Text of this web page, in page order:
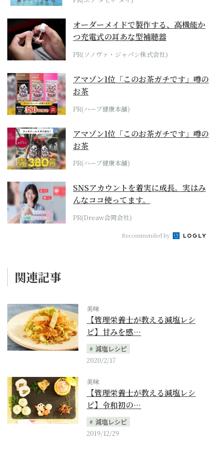
オーダーメイドで製作する、高機能か
つ充電式の耳あな型補聴器
PR(ソノヴァ・ジャパン株式会社)
アマゾン1位「このお茶ガチです」噂の
お茶
PR(ハーブ健康本舗)
アマゾン1位「このお茶ガチです」噂の
お茶
PR(ハーブ健康本舗)
SNSアカウントを着実に成長。実はみ
んなココ使ってます。
PR(Dreaw合同会社)
Recommended by
関連記事
美味
【管理栄養士が教える減塩レシ
ピ】甘みを感…
減塩レシピ
2020/2/17
美味
【管理栄養士が教える減塩レシ
ピ】令和初の…
減塩レシピ
2019/12/29